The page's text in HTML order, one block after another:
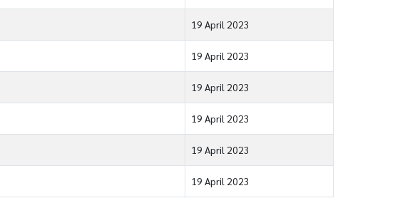
19 April 2023
19 April 2023
19 April 2023
19 April 2023
19 April 2023
19 April 2023